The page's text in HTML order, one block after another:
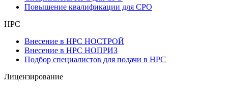
Повышение квалификации для СРО
НРС
Внесение в НРС НОСТРОЙ
Внесение в НРС НОПРИЗ
Подбор специалистов для подачи в НРС
Лицензирование